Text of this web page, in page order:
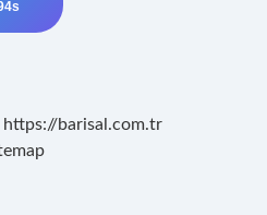
https://barisal.com.tr